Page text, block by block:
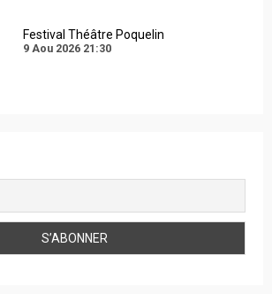
Festival Théâtre Poquelin
9 Aou 2026 21:30